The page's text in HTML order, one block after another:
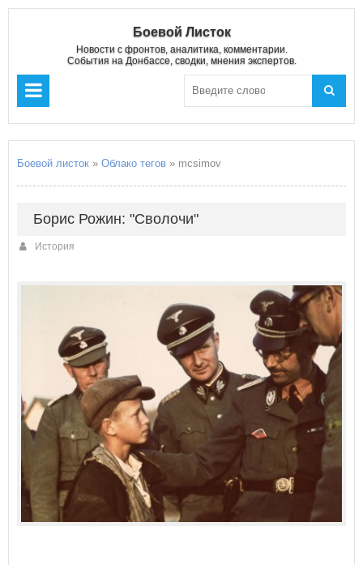
Боевой Листок
Новости с фронтов, аналитика, комментарии.
События на Донбассе, сводки, мнения экспертов.
Боевой листок » Облако тегов » mcsimov
Борис Рожин: "Сволочи"
История